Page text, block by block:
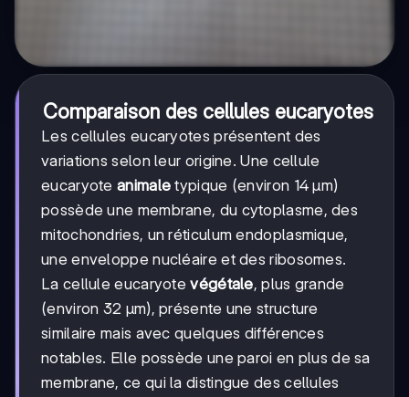
Comparaison des cellules eucaryotes
Les cellules eucaryotes présentent des
variations selon leur origine. Une cellule
eucaryoteanimale typique (environ 14 µm)
possède une membrane, du cytoplasme, des
mitochondries, un réticulum endoplasmique,
une enveloppe nucléaire et des ribosomes.
La cellule eucaryotevégétale, plus grande
(environ 32 µm), présente une structure
similaire mais avec quelques différences
notables. Elle possède une paroi en plus de sa
membrane, ce qui la distingue des cellules